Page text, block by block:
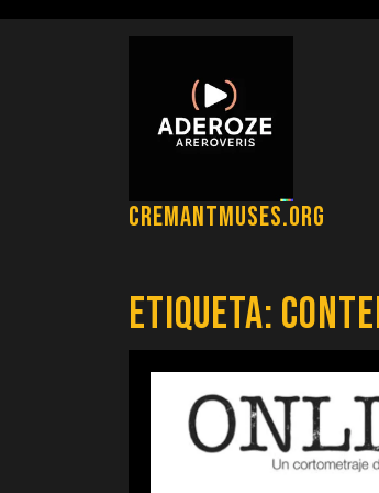
cremantmuses.org
Etiqueta: